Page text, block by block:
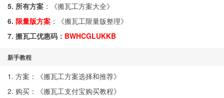
5. 所有方案 ：《搬瓦工方案大全》
6. 限量版方案 ：《搬瓦工限量版整理》
7. 搬瓦工优惠码： BWHCGLUKKB
新手教程
1. 方案：《搬瓦工方案选择和推荐》
2. 购买：《搬瓦工支付宝购买教程》